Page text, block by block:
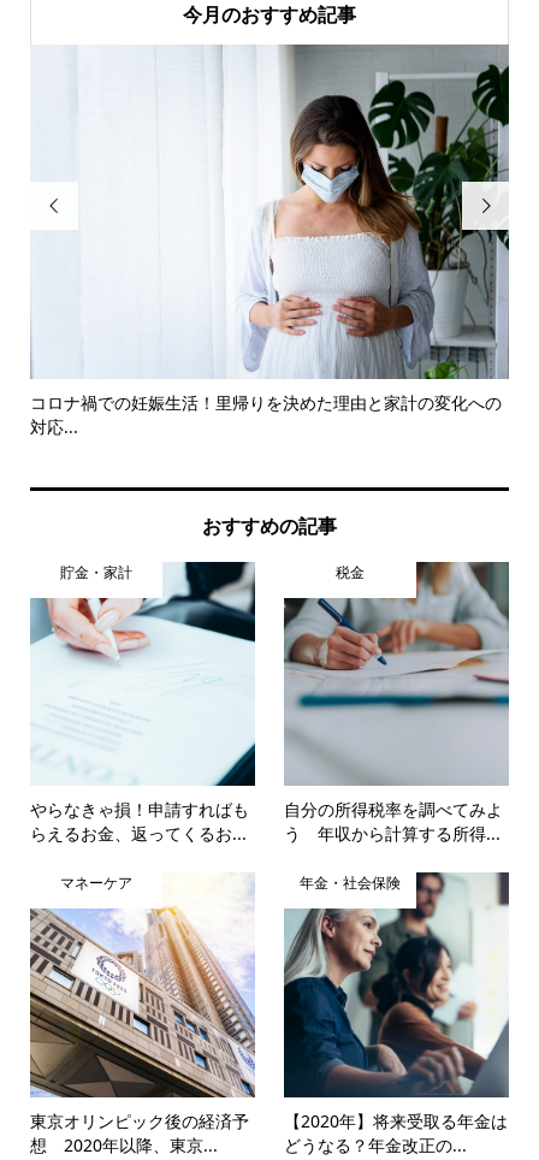
今月のおすすめ記事

コロナ禍での妊娠生活！里帰りを決めた理由と家計の変化への
対応...

おすすめの記事
貯金・家計
やらなきゃ損！申請すればも
らえるお金、返ってくるお...
税金
自分の所得税率を調べてみよ
う 年収から計算する所得...
マネーケア
東京オリンピック後の経済予
想 2020年以降、東京...
年金・社会保険
【2020年】将来受取る年金は
どうなる？年金改正の...